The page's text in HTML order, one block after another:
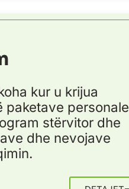
kur u krijua
paketave personale
stërvitor dhe
dhe nevojave